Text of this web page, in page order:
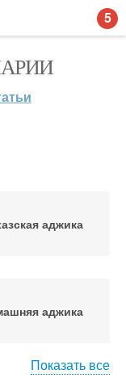
аджика
аджика
Показать все
5